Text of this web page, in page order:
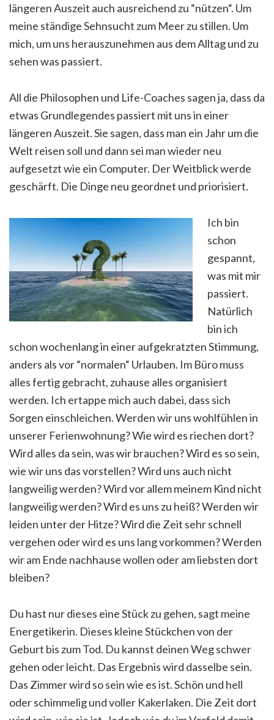
längeren Auszeit auch ausreichend zu “nützen“. Um
meine ständige Sehnsucht zum Meer zu stillen. Um
mich, um uns herauszunehmen aus dem Alltag und zu
sehen was passiert.
All die Philosophen und Life-Coaches sagen ja, dass da
etwas Grundlegendes passiert mit uns in einer
längeren Auszeit. Sie sagen, dass man ein Jahr um die
Welt reisen soll und dann sei man wieder neu
aufgesetzt wie ein Computer. Der Weitblick werde
geschärft. Die Dinge neu geordnet und priorisiert.
Ich bin
schon
gespannt,
was mit mir
passiert.
Natürlich
bin ich
schon wochenlang in einer aufgekratzten Stimmung,
anders als vor “normalen“ Urlauben. Im Büro muss
alles fertig gebracht, zuhause alles organisiert
werden. Ich ertappe mich auch dabei, dass sich
Sorgen einschleichen. Werden wir uns wohlfühlen in
unserer Ferienwohnung? Wie wird es riechen dort?
Wird alles da sein, was wir brauchen? Wird es so sein,
wie wir uns das vorstellen? Wird uns auch nicht
langweilig werden? Wird vor allem meinem Kind nicht
langweilig werden? Wird es uns zu heiß? Werden wir
leiden unter der Hitze? Wird die Zeit sehr schnell
vergehen oder wird es uns lang vorkommen? Werden
wir am Ende nachhause wollen oder am liebsten dort
bleiben?
Du hast nur dieses eine Stück zu gehen, sagt meine
Energetikerin. Dieses kleine Stückchen von der
Geburt bis zum Tod. Du kannst deinen Weg schwer
gehen oder leicht. Das Ergebnis wird dasselbe sein.
Das Zimmer wird so sein wie es ist. Schön und hell
oder schimmelig und voller Kakerlaken. Die Zeit dort